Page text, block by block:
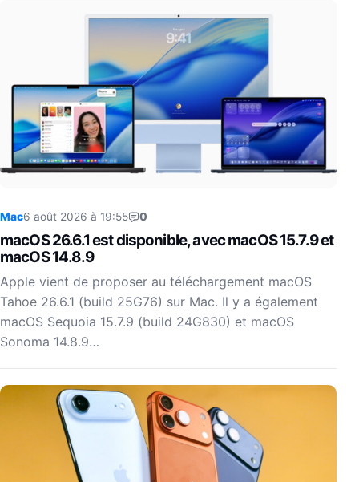
Mac6 août 2026 à 19:55 0
macOS 26.6.1 est disponible, avec macOS 15.7.9 et
macOS 14.8.9
Apple vient de proposer au téléchargement macOS
Tahoe 26.6.1 (build 25G76) sur Mac. Il y a également
macOS Sequoia 15.7.9 (build 24G830) et macOS
Sonoma 14.8.9…